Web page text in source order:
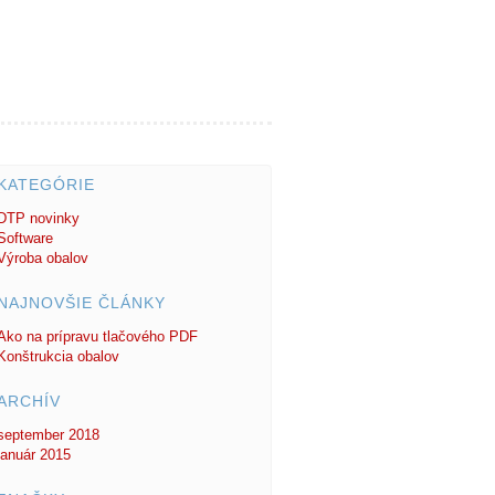
DTP novinky
obalov
ČLÁNKY
na prípravu tlačového PDF
Konštrukcia obalov
2018
2015